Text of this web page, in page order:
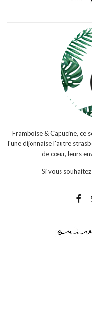
Framboise & Capucine, ce
l'une dijonnaise l'autre
de cœur, leurs
Si vous